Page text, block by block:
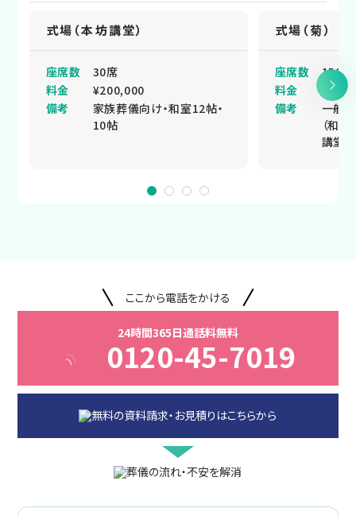
式場（本坊講堂）
座席数
30席
料金
¥200,000
備考
家族葬儀向け・和室12帖・
10帖
式場（菊）
座席数
150席
料金
備考
一般
（和
講堂
ここから電話をかける
24時間365日通話料無料
0120-45-7019